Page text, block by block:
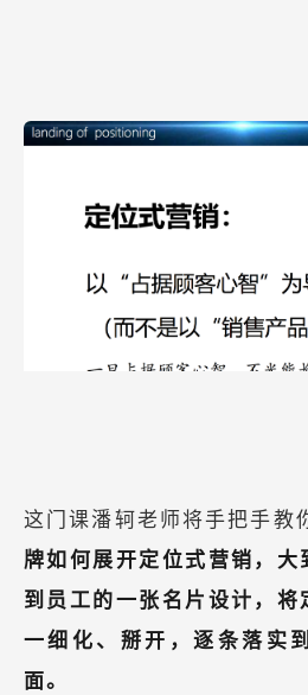
这门课潘轲老师将手把手教
牌如何展开定位式营销，
到员工的一张名片设计，将
一细化、掰开，逐条落实
面。